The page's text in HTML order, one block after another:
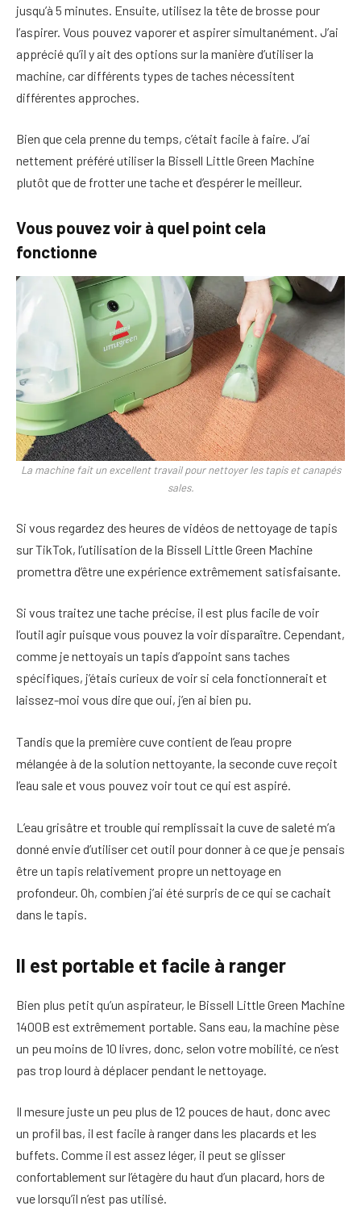
jusqu’à 5 minutes. Ensuite, utilisez la tête de brosse pour
l’aspirer. Vous pouvez vaporer et aspirer simultanément. J’ai
apprécié qu’il y ait des options sur la manière d’utiliser la
machine, car différents types de taches nécessitent
différentes approches.
Bien que cela prenne du temps, c’était facile à faire. J’ai
nettement préféré utiliser la Bissell Little Green Machine
plutôt que de frotter une tache et d’espérer le meilleur.
Vous pouvez voir à quel point cela
fonctionne
La machine fait un excellent travail pour nettoyer les tapis et canapés
sales.
Si vous regardez des heures de vidéos de nettoyage de tapis
sur TikTok, l’utilisation de la Bissell Little Green Machine
promettra d’être une expérience extrêmement satisfaisante.
Si vous traitez une tache précise, il est plus facile de voir
l’outil agir puisque vous pouvez la voir disparaître. Cependant,
comme je nettoyais un tapis d’appoint sans taches
spécifiques, j’étais curieux de voir si cela fonctionnerait et
laissez-moi vous dire que oui, j’en ai bien pu.
Tandis que la première cuve contient de l’eau propre
mélangée à de la solution nettoyante, la seconde cuve reçoit
l’eau sale et vous pouvez voir tout ce qui est aspiré.
L’eau grisâtre et trouble qui remplissait la cuve de saleté m’a
donné envie d’utiliser cet outil pour donner à ce que je pensais
être un tapis relativement propre un nettoyage en
profondeur. Oh, combien j’ai été surpris de ce qui se cachait
dans le tapis.
Il est portable et facile à ranger
Bien plus petit qu’un aspirateur, le Bissell Little Green Machine
1400B est extrêmement portable. Sans eau, la machine pèse
un peu moins de 10 livres, donc, selon votre mobilité, ce n’est
pas trop lourd à déplacer pendant le nettoyage.
Il mesure juste un peu plus de 12 pouces de haut, donc avec
un profil bas, il est facile à ranger dans les placards et les
buffets. Comme il est assez léger, il peut se glisser
confortablement sur l’étagère du haut d’un placard, hors de
vue lorsqu’il n’est pas utilisé.